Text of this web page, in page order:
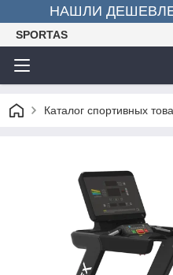
НАШЛИ
SPORTAS
Каталог спортивных